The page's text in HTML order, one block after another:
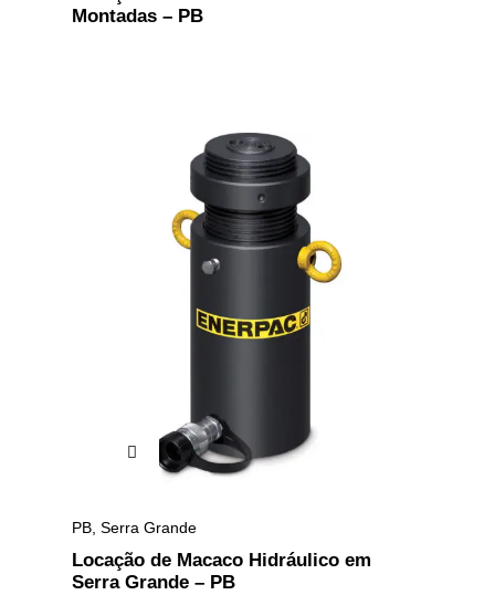
Montadas – PB
PB Serra Grande
Locação de Macaco Hidráulico em
Serra Grande – PB